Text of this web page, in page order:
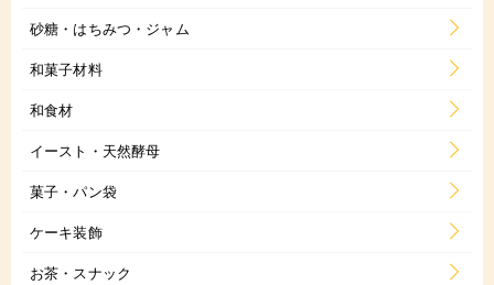
砂糖・はちみつ・ジャム
和菓子材料
和食材
イースト・天然酵母
菓子・パン袋
ケーキ装飾
お茶・スナック